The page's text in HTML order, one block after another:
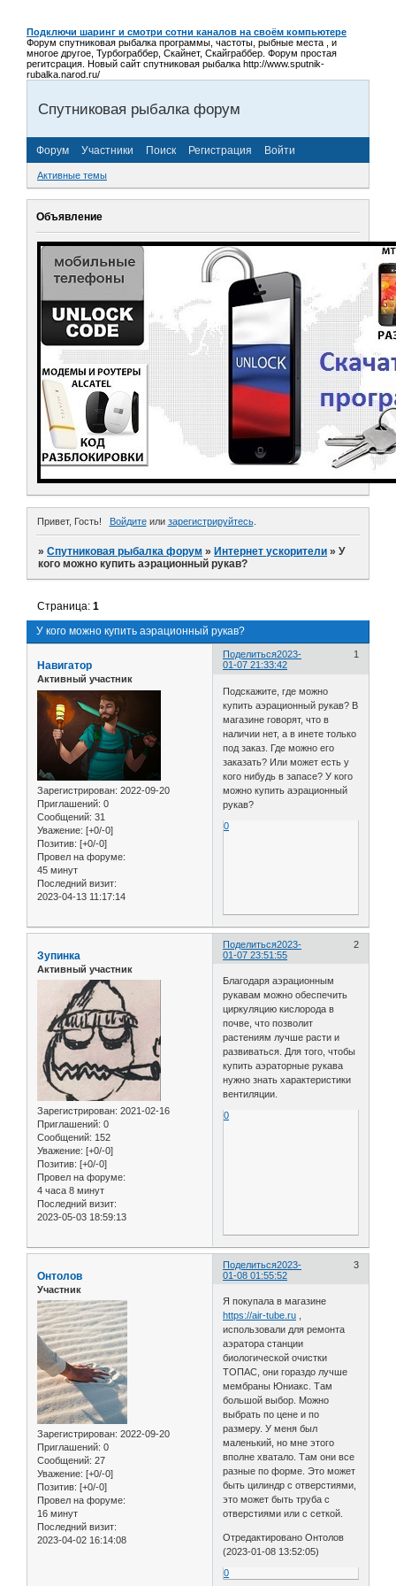
Подключи шаринг и смотри сотни каналов на своём компьютере
Форум спутниковая рыбалка программы, частоты, рыбные места , и
многое другое, Турбограббер, Скайнет, Скайграббер. Форум простая
регитсрация. Новый сайт спутниковая рыбалка http://www.sputnik-
rubalka.narod.ru/
Спутниковая рыбалка форум
Форум Участники Поиск Регистрация Войти
Активные темы
Объявление
Привет, Гость! Войдитеили зарегистрируйтесь.
»Спутниковая рыбалка форум » Интернет ускорители »У
кого можно купить аэрационный рукав?
У кого можно купить аэрационный рукав?
Страница:1
Поделиться 1
2023-
01-07 21:33:42
Навигатор
Активный участник
Зарегистрирован: 2022-09-20
Приглашений: 0
Сообщений: 31
Уважение: [+0/-0]
Позитив: [+0/-0]
Провел на форуме:
45 минут
Последний визит:
2023-04-13 11:17:14
Подскажите, где можно
купить аэрационный рукав? В
магазине говорят, что в
наличии нет, а в инете только
под заказ. Где можно его
заказать? Или может есть у
кого нибудь в запасе? У кого
можно купить аэрационный
рукав?
0
Поделиться 2
2023-
01-07 23:51:55
Зупинка
Активный участник
Зарегистрирован: 2021-02-16
Приглашений: 0
Сообщений: 152
Уважение: [+0/-0]
Позитив: [+0/-0]
Провел на форуме:
4 часа 8 минут
Последний визит:
2023-05-03 18:59:13
Благодаря аэрационным
рукавам можно обеспечить
циркуляцию кислорода в
почве, что позволит
растениям лучше расти и
развиваться. Для того, чтобы
купить аэраторные рукава
нужно знать характеристики
вентиляции.
0
Поделиться 3
2023-
01-08 01:55:52
Онтолов
Участник
Зарегистрирован: 2022-09-20
Приглашений: 0
Сообщений: 27
Уважение: [+0/-0]
Позитив: [+0/-0]
Провел на форуме:
16 минут
Последний визит:
2023-04-02 16:14:08
Я покупала в магазине
https://air-tube.ru ,
использовали для ремонта
аэратора станции
биологической очистки
ТОПАС, они гораздо лучше
мембраны Юниакс. Там
большой выбор. Можно
выбрать по цене и по
размеру. У меня был
маленький, но мне этого
вполне хватало. Там они все
разные по форме. Это может
быть цилиндр с отверстиями,
это может быть труба с
отверстиями или с сеткой.
Отредактировано Онтолов
(2023-01-08 13:52:05)
0